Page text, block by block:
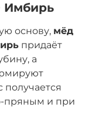
Имбирь
основу, мёд
придаёт
а
пряным и при